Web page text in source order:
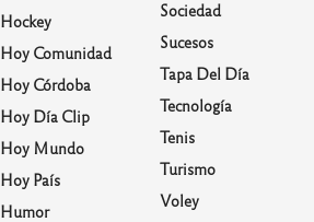
Hockey
Hoy Comunidad
Hoy Córdoba
Hoy Día Clip
Hoy Mundo
Hoy País
Humor
Sociedad
Sucesos
Tapa Del Día
Tecnología
Tenis
Turismo
Voley